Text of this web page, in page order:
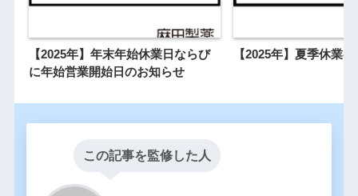
【2025年】年末年始休業日ならび
に年始営業開始日のお知らせ
【2025年】夏季休業
この記事を監修した人